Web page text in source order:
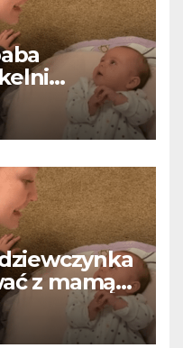
szívét
z mamą…